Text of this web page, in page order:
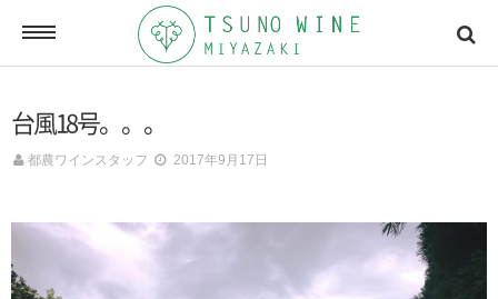
ONLINE SHOP
NEWSLETTERS
台風18号。。。
都農ワインスタッフ 2017年9月17日